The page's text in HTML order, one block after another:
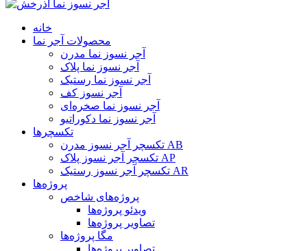
خانه
محصولات آجر نما
آجر نسوز نما مدرن
آجر نسوز نما پلاک
آجر نسوز نما رستیک
آجر نسوز کف
آجر نسوز نما صخره‌ای
آجر نسوز نما دکوراتیو
تکسچرها
تکسچر آجر نسوز مدرن AB
تکسچر آجر نسوز پلاک AP
تکسچر آجر نسوز رستیک AR
پروژه‌ها
پروژه‌های شاخص
ویدئو پروژه‌ها
تصاویر پروژه‌ها
مگا پروژه‌ها
تصاویر پروژه‌ها